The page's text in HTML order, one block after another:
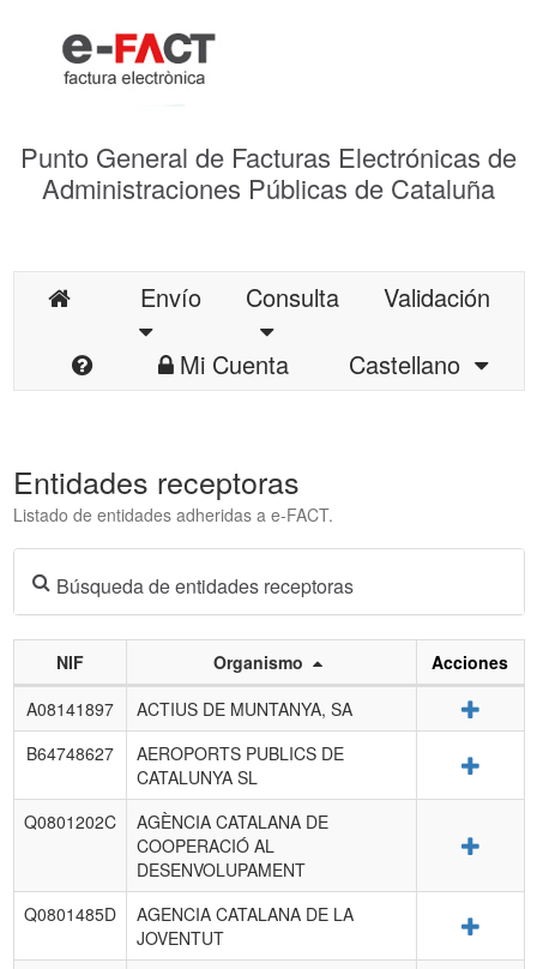
Punto General de Facturas Electrónicas de
Administraciones Públicas de Cataluña
Envío Consulta
Validación
Mi Cuenta
Castellano
Entidades receptoras
Listado de entidades adheridas a e-FACT.
Búsqueda de entidades receptoras
Listado
de
entidades
NIF Organismo
Acciones
A08141897
ACTIUS DE MUNTANYA, SA
B64748627
AEROPORTS PUBLICS DE
CATALUNYA SL
Q0801202C
AGÈNCIA CATALANA DE
COOPERACIÓ AL
DESENVOLUPAMENT
Q0801485D
AGENCIA CATALANA DE LA
JOVENTUT